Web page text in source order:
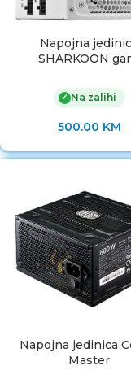
Napojna
SHARKOON
✓ Na zalihi
500.00 KM
Napojna jedinica
Master